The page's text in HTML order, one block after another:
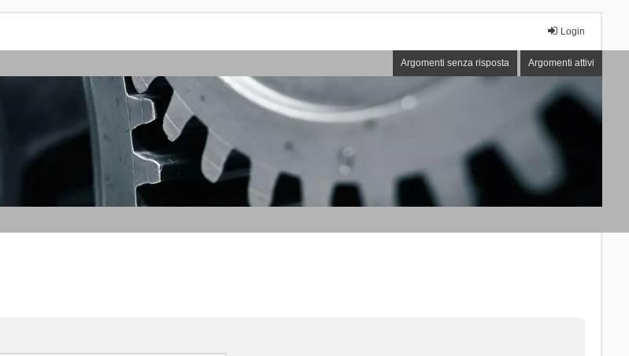
Login
Argomenti senza risposta Argomenti attivi